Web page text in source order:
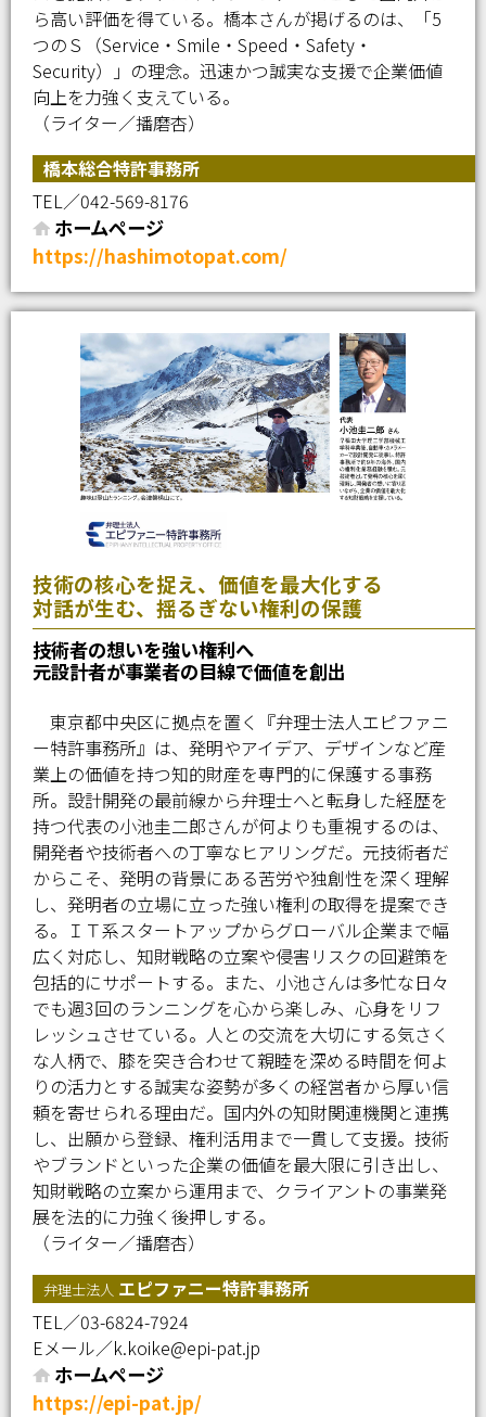
ら高い評価を得ている。橋本さんが掲げるのは、「5
つのＳ（Service・Smile・Speed・Safety・
Security）」の理念。迅速かつ誠実な支援で企業価値
向上を力強く支えている。
（ライター／播磨杏）
橋本総合特許事務所
TEL／042-569-8176
ホームページ
https://hashimotopat.com/
技術の核心を捉え、価値を最大化する
対話が生む、揺るぎない権利の保護
技術者の想いを強い権利へ
元設計者が事業者の目線で価値を創出
東京都中央区に拠点を置く『弁理士法人エピファニ
ー特許事務所』は、発明やアイデア、デザインなど産
業上の価値を持つ知的財産を専門的に保護する事務
所。設計開発の最前線から弁理士へと転身した経歴を
持つ代表の小池圭二郎さんが何よりも重視するのは、
開発者や技術者への丁寧なヒアリングだ。元技術者だ
からこそ、発明の背景にある苦労や独創性を深く理解
し、発明者の立場に立った強い権利の取得を提案でき
る。ＩＴ系スタートアップからグローバル企業まで幅
広く対応し、知財戦略の立案や侵害リスクの回避策を
包括的にサポートする。また、小池さんは多忙な日々
でも週3回のランニングを心から楽しみ、心身をリフ
レッシュさせている。人との交流を大切にする気さく
な人柄で、膝を突き合わせて親睦を深める時間を何よ
りの活力とする誠実な姿勢が多くの経営者から厚い信
頼を寄せられる理由だ。国内外の知財関連機関と連携
し、出願から登録、権利活用まで一貫して支援。技術
やブランドといった企業の価値を最大限に引き出し、
知財戦略の立案から運用まで、クライアントの事業発
展を法的に力強く後押しする。
（ライター／播磨杏）
弁理士法人 エピファニー特許事務所
TEL／03-6824-7924
Eメール／k.koike@epi-pat.jp
ホームページ
https://epi-pat.jp/